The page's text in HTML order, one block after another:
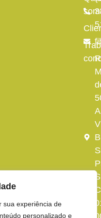
sua experiência de
personalizado e